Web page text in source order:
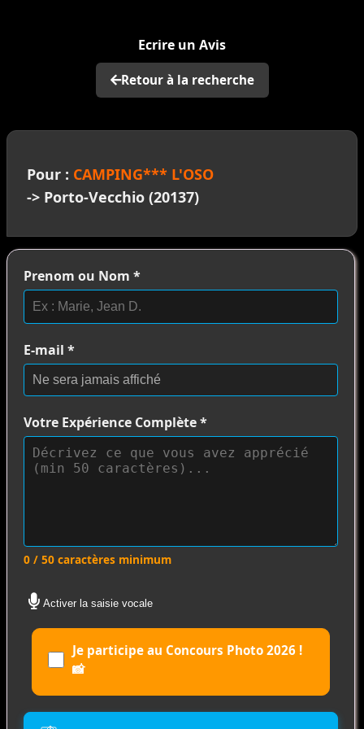
Ecrire un Avis
Retour à la recherche
Pour : CAMPING*** L'OSO
-> Porto-Vecchio (20137)
Prenom ou Nom *
E-mail *
Votre Expérience Complète*
0 / 50 caractères minimum
Activer la saisie vocale
Je participe au Concours Photo 2026 !
📸